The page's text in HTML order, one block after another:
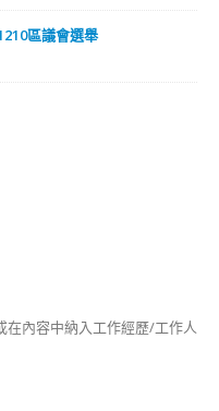
區議會選舉
在內容中納入工作經歷/工作人